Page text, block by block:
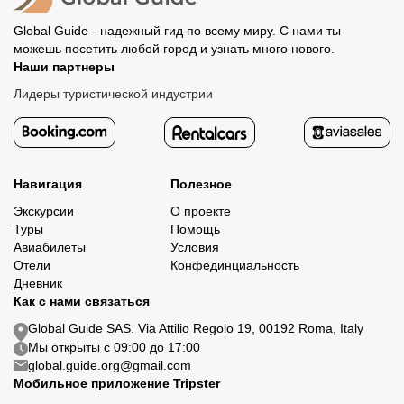
Global Guide - надежный гид по всему миру. С нами ты
можешь посетить любой город и узнать много нового.
Наши партнеры
Лидеры туристической индустрии
Навигация
Экскурсии
Туры
Авиабилеты
Отели
Дневник
Полезное
О проекте
Помощь
Условия
Конфединциальность
Как с нами связаться
Global Guide SAS. Via Attilio Regolo 19, 00192 Roma, Italy
Мы открыты с 09:00 до 17:00
global.guide.org@gmail.com
Мобильное приложение Tripster